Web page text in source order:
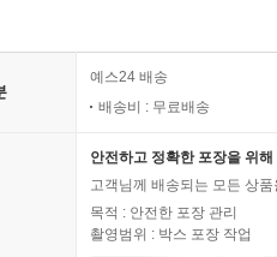
희는 자기 자신조차 스스로가
이야기했다. “장애여성인 우리
는 게 그의 생각이다.
제의식을 갖기 시작했다. 해당
이 성폭력 상담에 전문성을 갖
은 서울시에서 주최하는 장애여
예스24 배송
배송비 : 무료배송
안전하고 정확한 포장을 위
고객님께 배송되는 모든 상
목적 : 안전한 포장 관리
촬영범위 : 박스 포장 작업